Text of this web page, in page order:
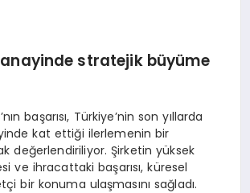
stratejik büyüme
başarısı, Türkiye’nin son yıllarda
kat ettiği ilerlemenin bir
değerlendiriliyor. Şirketin yüksek
ve ihracattaki başarısı, küresel
bir konuma ulaşmasını sağladı.